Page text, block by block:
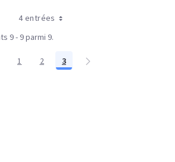
4 entrées
9 - 9 parmi 9.
Page
1 Page
2 Page
3